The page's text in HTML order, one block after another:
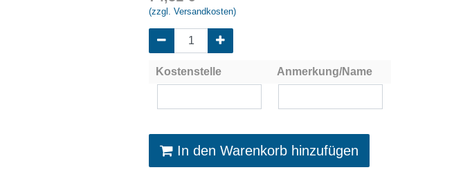
(zzgl. Versandkosten)
Kostenstelle Anmerkung/Name
In den Warenkorb hinzufügen